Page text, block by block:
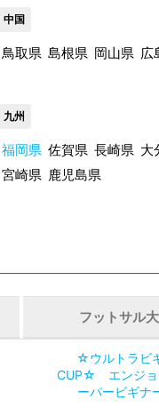
中国
鳥取県 島根県 岡山県 広
九州
福岡県 佐賀県 長崎県 大
宮崎県 鹿児島県
フットサル
☆ウルトラビ
CUP☆ エンジョ
ーパービギナ